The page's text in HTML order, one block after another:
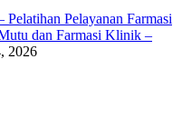
Pelayanan Farmasi
dan Farmasi Klinik –
2026